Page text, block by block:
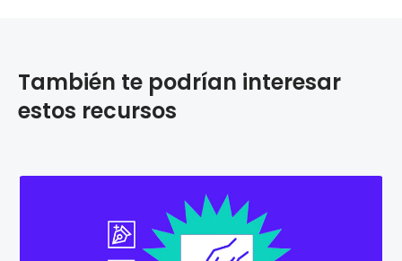
También te podrían interesar
estos recursos